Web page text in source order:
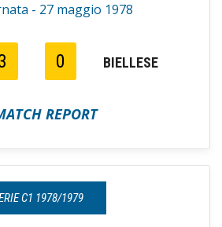
- 27 maggio 1978
0 BIELLESE
REPORT
C1 1978/1979